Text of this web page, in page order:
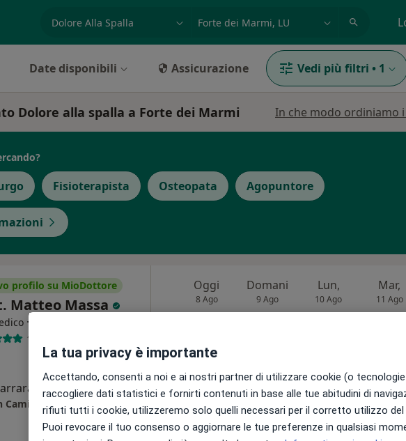
Date disponibili Assicurazione Vedi più filtri • 1
Dolore alla spalla a Forte dei Marmi In che modo ordiniamo
Fisioterapista Osteopata Agopuntore
profilo su MioDottore
Matteo Massa
·
1 recensione
Via Padre Ignazio da Carrara, 37, Forte dei Marmi •Mappa
120 €
Oggi
8 Ago
Domani
9 Ago
Lun,
10 Ago
Mar,
11 Ago
Non ci sono agende disponibili!
Chiedi di attivare le prenotazioni online
La tua privacy è importante
Accettando, consenti a noi e ai nostri partner di utilizzare cookie (o
raccogliere dati statistici e fornirti contenuti in base alle tue abitudini di
rifiuti tutti i cookie, utilizzeremo solo quelli necessari per il corretto utilizzo
Puoi revocare il tuo consenso o aggiornare le tue preferenze in qualsiasi